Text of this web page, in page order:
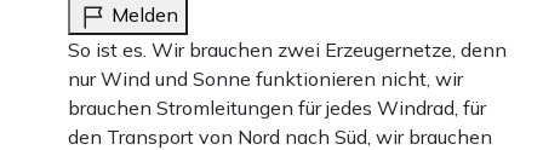
Melden
So ist es. Wir brauchen zwei Erzeugernetze, denn
nur Wind und Sonne funktionieren nicht, wir
brauchen Stromleitungen für jedes Windrad, für
den Transport von Nord nach Süd, wir brauchen